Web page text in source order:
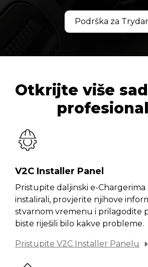
Podrška za
Otkrijte više
V2C Installer Panel
Pristupite daljinski e-Chargerima
instalirali, provjerite njihove
stvarnom vremenu i prilagodite
biste riješili bilo kakve probleme.
Pristupite V2C Installer Panelu